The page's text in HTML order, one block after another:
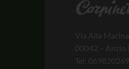
Via Alla
00042 – Anzio
Tel: 069820269